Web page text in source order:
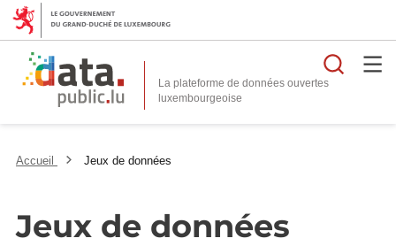
La plateforme de données ouvertes
Accueil Jeux de données
Jeux de données